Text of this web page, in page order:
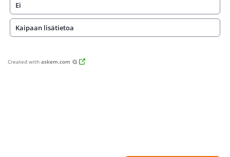
Ei
Kaipaan lisätietoa
Created with askem.com